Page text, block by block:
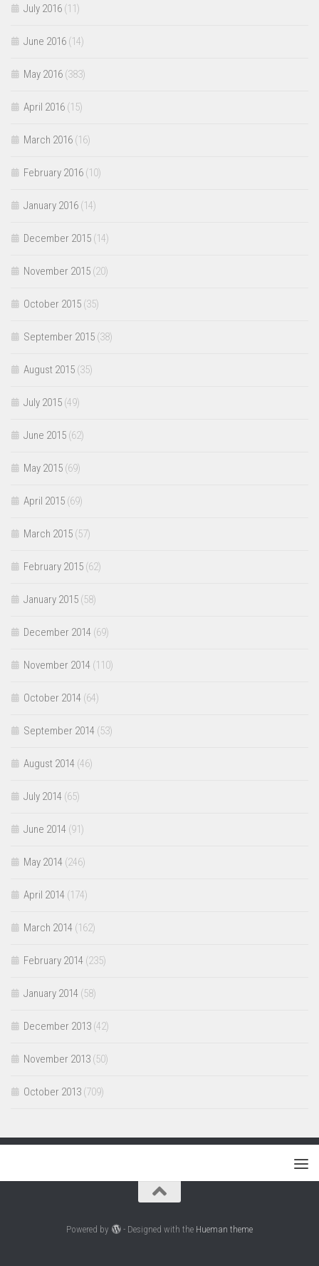
July 2016 (11)
June 2016 (14)
May 2016 (383)
April 2016 (15)
March 2016 (16)
February 2016 (10)
January 2016 (14)
December 2015 (14)
November 2015 (20)
October 2015 (35)
September 2015 (38)
August 2015 (35)
July 2015 (49)
June 2015 (62)
May 2015 (69)
April 2015 (69)
March 2015 (57)
February 2015 (62)
January 2015 (58)
December 2014 (69)
November 2014 (110)
October 2014 (64)
September 2014 (53)
August 2014 (46)
July 2014 (65)
June 2014 (91)
May 2014 (246)
April 2014 (174)
March 2014 (162)
February 2014 (235)
January 2014 (58)
December 2013 (42)
November 2013 (50)
October 2013 (709)
Powered by - Designed with the Hueman theme